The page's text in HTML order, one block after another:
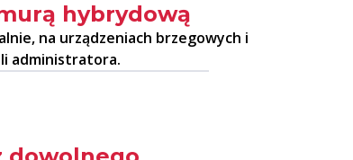
hybrydową
na urządzeniach brzegowych i
administratora.